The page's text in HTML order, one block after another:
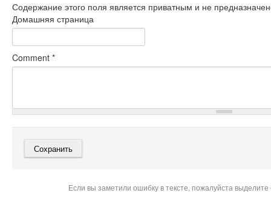
Содержание этого поля является приватным и не
Домашняя страница
Comment *
Если вы заметили ошибку в тексте, пожалуйста